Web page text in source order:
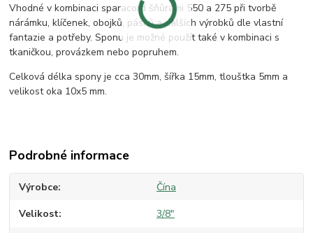
Vhodné v kombinaci sparacord šňůrami 550 a 275 při tvorbě
nárámku, klíčenek, obojků, pásků a dalších výrobků dle vlastní
fantazie a potřeby. Sponu je možné použít také v kombinaci s
tkaničkou, provázkem nebo popruhem.
Celková délka spony je cca 30mm, šířka 15mm, tlouštka 5mm a
velikost oka 10x5 mm.
Podrobné informace
Výrobce Čína
Velikost 3/8"